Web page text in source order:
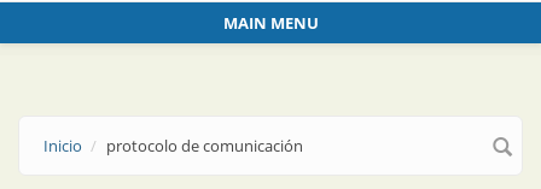
MAIN MENU
Inicio protocolo de comunicación